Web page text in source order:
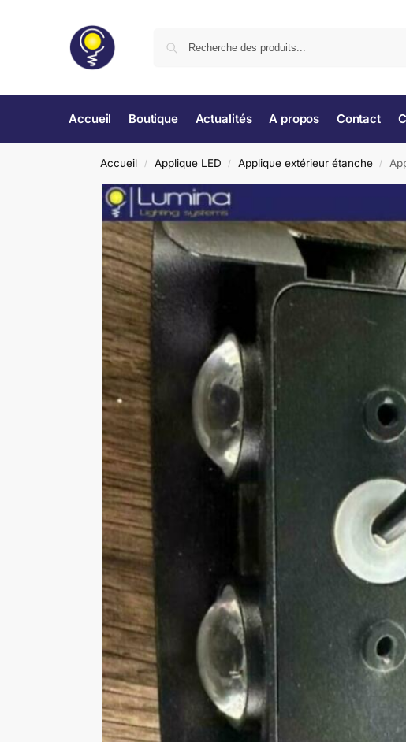
Accueil Boutique Actualités A propos Contact
Accueil / Applique LED / Applique extérieur étanche /